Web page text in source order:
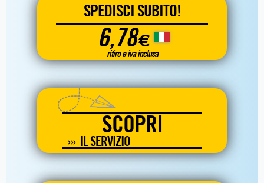
SPEDISCI SUBITO!
6,78€
ritiro e iva inclusa
SCOPRI
IL SERVIZIO